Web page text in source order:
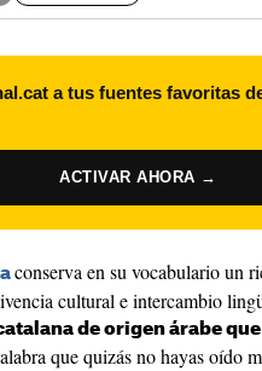
a tus fuentes favoritas
ACTIVAR AHORA →
conserva en su vocabulario un
cultural e intercambio
de origen árabe
que quizás no hayas oído